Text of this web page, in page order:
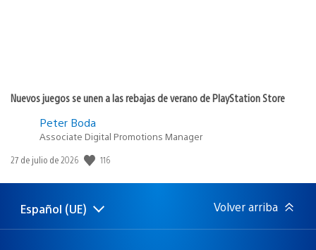
Nuevos juegos se unen a las rebajas de verano de PlayStation Store
Peter Boda
Associate Digital Promotions Manager
Fecha
publicación:
27 de julio de 2026 116
Selecciona
Región
Español (UE) Volver arriba